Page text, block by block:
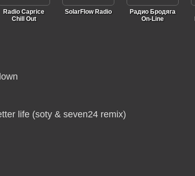
Radio Caprice
Chill Out
SolarFlow Radio
Радио Бродяга
On-Line
life (soty & seven24 remix)